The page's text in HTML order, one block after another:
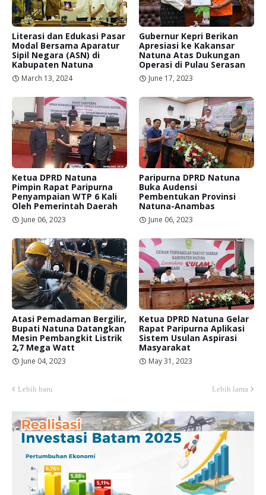
Literasi dan Edukasi Pasar
Modal Bersama Aparatur
Sipil Negara (ASN) di
Kabupaten Natuna
March 13, 2024
Gubernur Kepri Berikan
Apresiasi ke Kakansar
Natuna Atas Dukungan
Operasi di Pulau Serasan
June 17, 2023
Ketua DPRD Natuna
Pimpin Rapat Paripurna
Penyampaian WTP 6 Kali
Oleh Pemerintah Daerah
June 06, 2023
Paripurna DPRD Natuna
Buka Audensi
Pembentukan Provinsi
Natuna-Anambas
June 06, 2023
Atasi Pemadaman Bergilir,
Bupati Natuna Datangkan
Mesin Pembangkit Listrik
2,7 Mega Watt
June 04, 2023
Ketua DPRD Natuna Gelar
Rapat Paripurna Aplikasi
Sistem Usulan Aspirasi
Masyarakat
May 31, 2023
Lebih baru Lebih lama